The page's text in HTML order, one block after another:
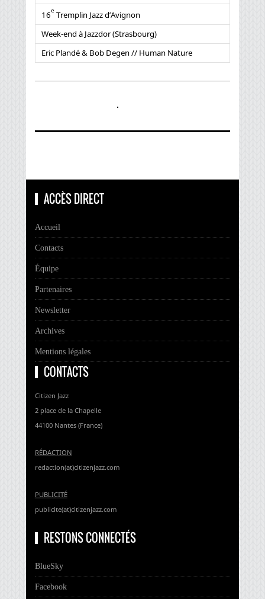
16e Tremplin Jazz d’Avignon
Week-end à Jazzdor (Strasbourg)
Eric Plandé & Bob Degen // Human Nature
ACCÈS DIRECT
Accueil
Contacts
Équipe
Partenaires
Newsletter
Archives
Mentions légales
CONTACTS
Citizen Jazz
2 place de la Chapelle
44100 Nantes (France)
RÉDACTION
redaction(at)citizenjazz.com
PUBLICITÉ
publicite(at)citizenjazz.com
RESTONS CONNECTÉS
BlueSky
Facebook